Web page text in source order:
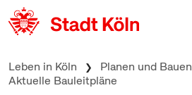
zum Inhalt springen
Leben in Köln Planen und Bauen
Aktuelle Bauleitpläne